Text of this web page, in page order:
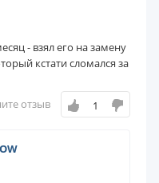
- взял его на замену
кстати сломался за
отзыв 1